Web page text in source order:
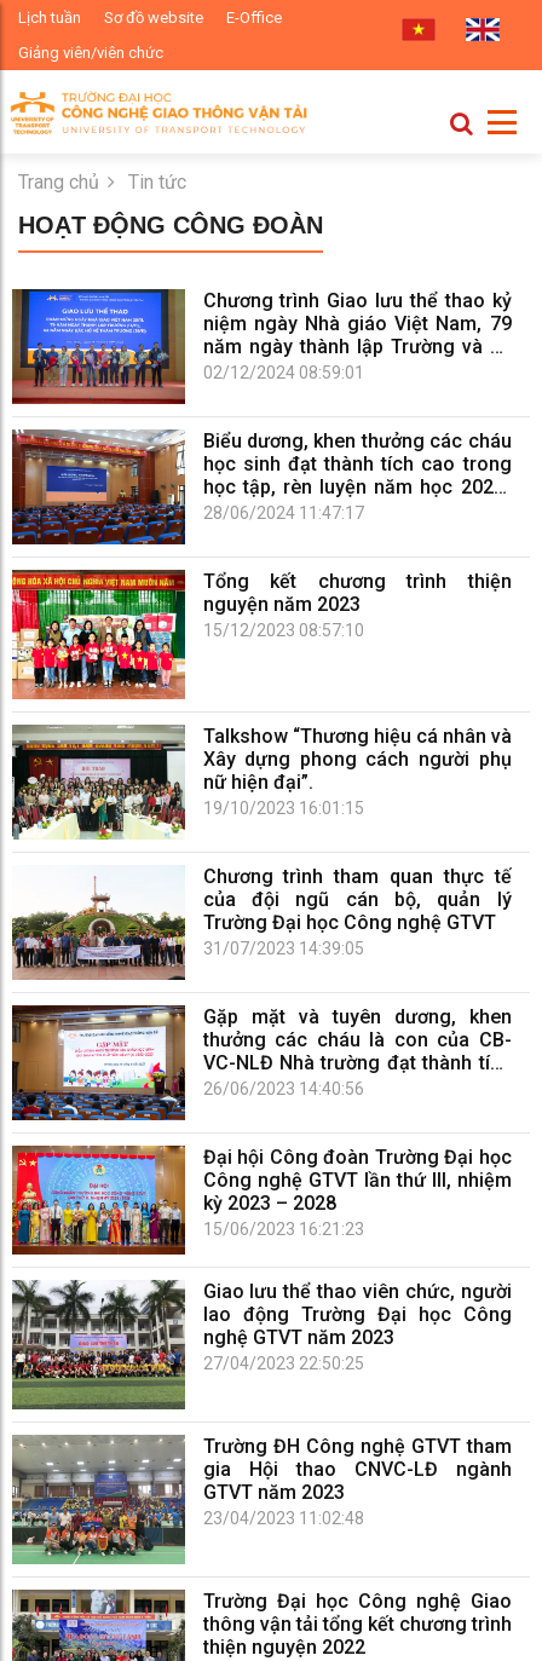
Lịch tuần Sơ đồ website
E-Office
Giảng viên/viên chức
Trang chủ Tin tức
HOẠT ĐỘNG CÔNG ĐOÀN
Chương trình Giao lưu thể thao kỷ
niệm ngày Nhà giáo Việt Nam, 79
năm ngày thành lập Trường và 63
năm ngày Bác Hồ về thăm Trường
02/12/2024 08:59:01
Biểu dương, khen thưởng các cháu
học sinh đạt thành tích cao trong
học tập, rèn luyện năm học 2023-
2024 và trao giải cuộc thi ảnh
28/06/2024 11:47:17
Tổng kết chương trình thiện
nguyện năm 2023
15/12/2023 08:57:10
Talkshow “Thương hiệu cá nhân và
Xây dựng phong cách người phụ
nữ hiện đại”.
19/10/2023 16:01:15
Chương trình tham quan thực tế
của đội ngũ cán bộ, quản lý
Trường Đại học Công nghệ GTVT
31/07/2023 14:39:05
Gặp mặt và tuyên dương, khen
thưởng các cháu là con của CB-
VC-NLĐ Nhà trường đạt thành tích
cao trong học tập năm học 2022-
26/06/2023 14:40:56
Đại hội Công đoàn Trường Đại học
Công nghệ GTVT lần thứ III, nhiệm
kỳ 2023 – 2028
15/06/2023 16:21:23
Giao lưu thể thao viên chức, người
lao động Trường Đại học Công
nghệ GTVT năm 2023
27/04/2023 22:50:25
Trường ĐH Công nghệ GTVT tham
gia Hội thao CNVC-LĐ ngành
GTVT năm 2023
23/04/2023 11:02:48
Trường Đại học Công nghệ Giao
thông vận tải tổng kết chương trình
thiện nguyện 2022